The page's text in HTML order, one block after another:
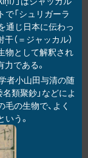
「シュリガーラ
通じ日本に伝わっ
干（＝ジャッカル）
物として解釈され
力である。
者小山田与清の随
類聚鈔」などによ
の生物で、よく
う。